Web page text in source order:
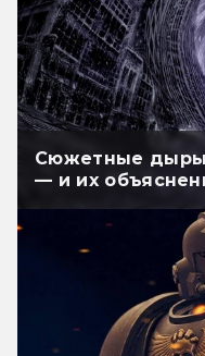
Сюжетные дыры
— и их